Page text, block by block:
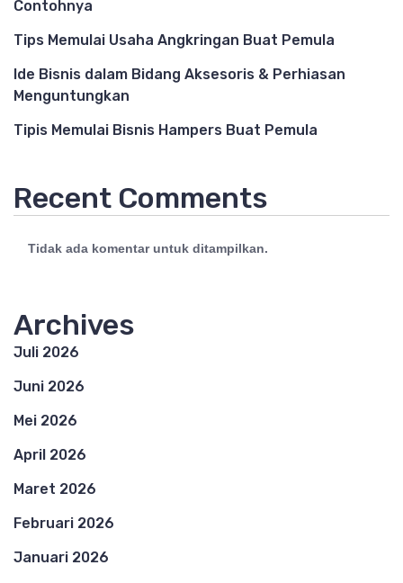
Contohnya
Tips Memulai Usaha Angkringan Buat Pemula
Ide Bisnis dalam Bidang Aksesoris & Perhiasan
Menguntungkan
Tipis Memulai Bisnis Hampers Buat Pemula
Recent Comments
Tidak ada komentar untuk ditampilkan.
Archives
Juli 2026
Juni 2026
Mei 2026
April 2026
Maret 2026
Februari 2026
Januari 2026